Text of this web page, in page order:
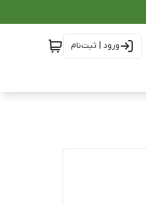
ورود | ثبت‌نام